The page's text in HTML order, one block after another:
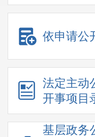
依申请公
法定主动
开事项目
基层政务